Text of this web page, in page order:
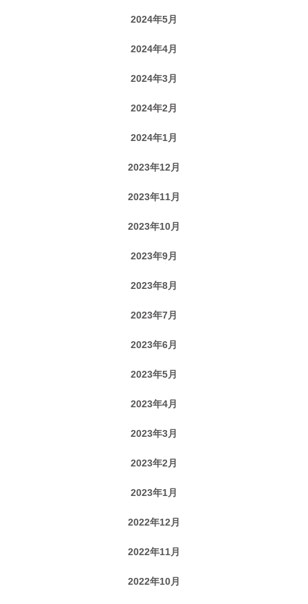
2024年5月
2024年4月
2024年3月
2024年2月
2024年1月
2023年12月
2023年11月
2023年10月
2023年9月
2023年8月
2023年7月
2023年6月
2023年5月
2023年4月
2023年3月
2023年2月
2023年1月
2022年12月
2022年11月
2022年10月